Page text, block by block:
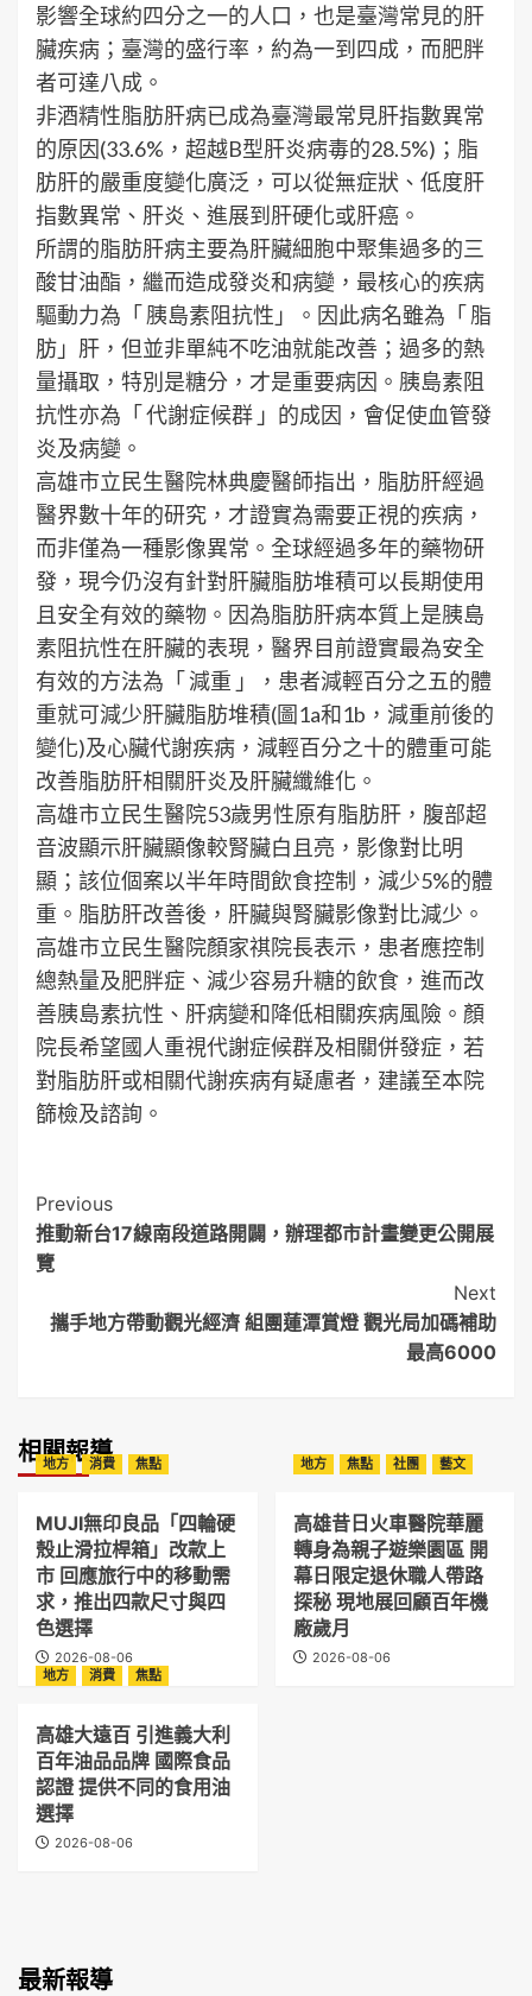
影響全球約四分之一的人口，也是臺灣常見的肝
臟疾病；臺灣的盛行率，約為一到四成，而肥胖
者可達八成。
非酒精性脂肪肝病已成為臺灣最常見肝指數異常
的原因(33.6%，超越B型肝炎病毒的28.5%)；脂
肪肝的嚴重度變化廣泛，可以從無症狀、低度肝
指數異常、肝炎、進展到肝硬化或肝癌。
所謂的脂肪肝病主要為肝臟細胞中聚集過多的三
酸甘油酯，繼而造成發炎和病變，最核心的疾病
驅動力為「 胰島素阻抗性」。因此病名雖為「 脂
肪」肝，但並非單純不吃油就能改善；過多的熱
量攝取，特別是糖分，才是重要病因。胰島素阻
抗性亦為「 代謝症候群 」的成因，會促使血管發
炎及病變。
高雄市立民生醫院林典慶醫師指出，脂肪肝經過
醫界數十年的研究，才證實為需要正視的疾病，
而非僅為一種影像異常。全球經過多年的藥物研
發，現今仍沒有針對肝臟脂肪堆積可以長期使用
且安全有效的藥物。因為脂肪肝病本質上是胰島
素阻抗性在肝臟的表現，醫界目前證實最為安全
有效的方法為「 減重 」，患者減輕百分之五的體
重就可減少肝臟脂肪堆積(圖1a和1b，減重前後的
變化)及心臟代謝疾病，減輕百分之十的體重可能
改善脂肪肝相關肝炎及肝臟纖維化。
高雄市立民生醫院53歲男性原有脂肪肝，腹部超
音波顯示肝臟顯像較腎臟白且亮，影像對比明
顯；該位個案以半年時間飲食控制，減少5%的體
重。脂肪肝改善後，肝臟與腎臟影像對比減少。
高雄市立民生醫院顏家祺院長表示，患者應控制
總熱量及肥胖症、減少容易升糖的飲食，進而改
善胰島素抗性、肝病變和降低相關疾病風險。顏
院長希望國人重視代謝症候群及相關併發症，若
對脂肪肝或相關代謝疾病有疑慮者，建議至本院
篩檢及諮詢。
Post
Navigation
Previous
推動新台17線南段道路開闢，辦理都市計畫變更公開展
覽
Next
攜手地方帶動觀光經濟 組團蓮潭賞燈 觀光局加碼補助
最高6000
相關報導
地方 消費 焦點
MUJI無印良品「四輪硬
殼止滑拉桿箱」改款上
市 回應旅行中的移動需
求，推出四款尺寸與四
色選擇
2026-08-06
地方 焦點 社團 藝文
高雄昔日火車醫院華麗
轉身為親子遊樂園區 開
幕日限定退休職人帶路
探秘 現地展回顧百年機
廠歲月
2026-08-06
地方
消費 焦點
高雄大遠百 引進義大利
百年油品品牌 國際食品
認證 提供不同的食用油
選擇
2026-08-06
最新報導